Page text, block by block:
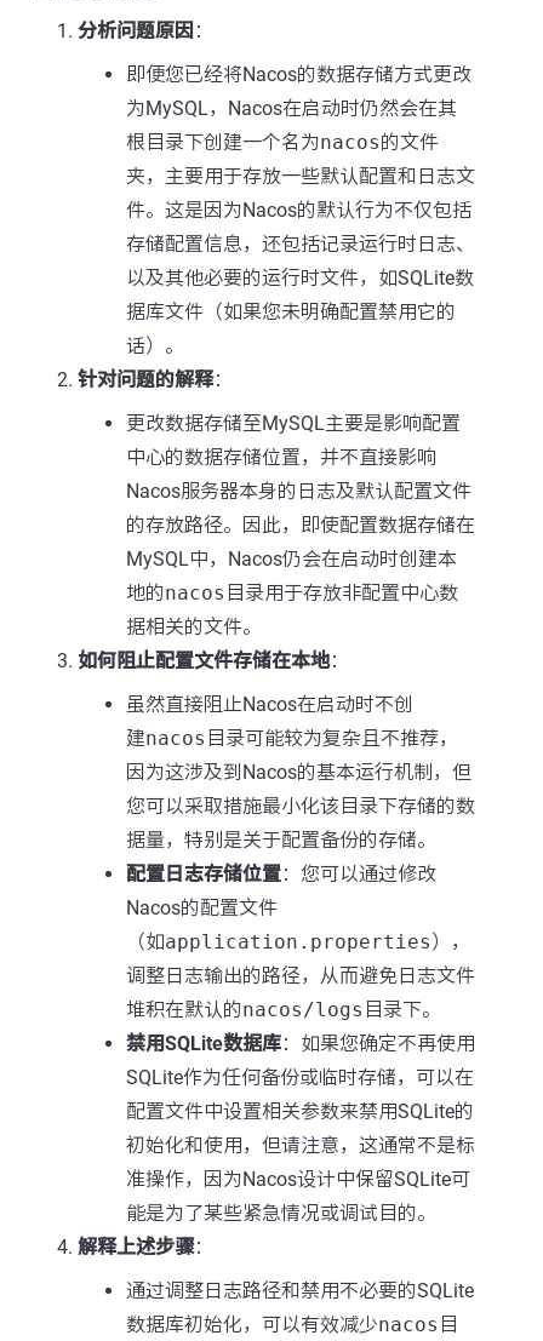
分析问题原因 ：
即便您已经将Nacos的数据存储方式更改
为MySQL，Nacos在启动时仍然会在其
根目录下创建一个名为nacos的文件
夹，主要用于存放一些默认配置和日志文
件。这是因为Nacos的默认行为不仅包括
存储配置信息，还包括记录运行时日志、
以及其他必要的运行时文件，如SQLite数
据库文件（如果您未明确配置禁用它的
话）。
针对问题的解释：
更改数据存储至MySQL主要是影响配置
中心的数据存储位置，并不直接影响
Nacos服务器本身的日志及默认配置文件
的存放路径。因此，即使配置数据存储在
MySQL中，Nacos仍会在启动时创建本
地的nacos 目录用于存放非配置中心数
据相关的文件。
如何阻止配置文件存储在本地：
虽然直接阻止Nacos在启动时不创
建nacos 目录可能较为复杂且不推荐，
因为这涉及到Nacos的基本运行机制，但
您可以采取措施最小化该目录下存储的数
据量，特别是关于配置备份的存储。
配置日志存储位置：您可以通过修改
Nacos的配置文件
（如application.properties），
调整日志输出的路径，从而避免日志文件
堆积在默认的nacos/logs 目录下。
禁用SQLite数据库：如果您确定不再使用
SQLite作为任何备份或临时存储，可以在
配置文件中设置相关参数来禁用SQLite的
初始化和使用，但请注意，这通常不是标
准操作，因为Nacos设计中保留SQLite可
能是为了某些紧急情况或调试目的。
解释上述步骤：
通过调整日志路径和禁用不必要的SQLite
数据库初始化，可以有效减少nacos 目